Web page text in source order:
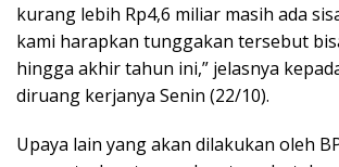
kurang lebih Rp4,6 miliar masih ada
kami harapkan tunggakan tersebut
hingga akhir tahun ini,” jelasnya
diruang kerjanya Senin (22/10).
Upaya lain yang akan dilakukan oleh